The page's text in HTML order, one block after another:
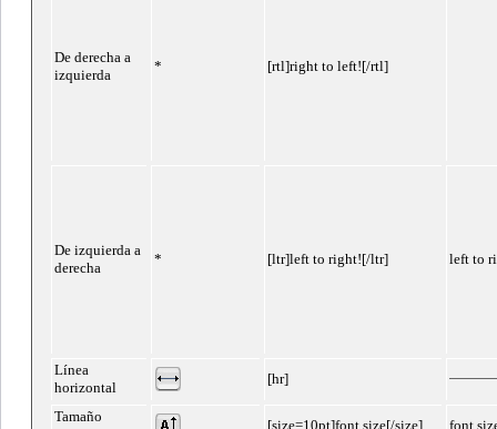
De derecha a
izquierda
* [rtl]right to left![/rtl]
De izquierda a
derecha
* [ltr]left to right![/ltr] left to
Línea
horizontal
[hr]
Tamaño
[size=10pt]font size[/size] font